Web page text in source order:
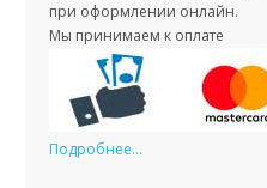
при оформлении онлайн.
Мы принимаем к оплате
Подробнее...